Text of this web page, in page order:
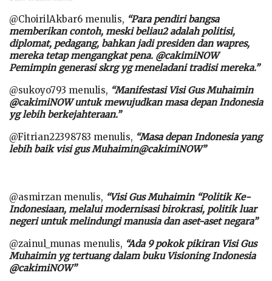
@ChoirilAkbar6 menulis, “Para pendiri bangsa
memberikan contoh, meski beliau2 adalah politisi,
diplomat, pedagang, bahkan jadi presiden dan wapres,
mereka tetap mengangkat pena. @cakimiNOW
Pemimpin generasi skrg yg meneladani tradisi mereka.”
@sukoyo793 menulis, “Manifestasi Visi Gus Muhaimin
@cakimiNOW untuk mewujudkan masa depan Indonesia
yg lebih berkejahteraan.”
@Fitrian22398783 menulis, “Masa depan Indonesia yang
lebih baik visi gus Muhaimin@cakimiNOW”
@asmirzan menulis, “Visi Gus Muhaimin “Politik Ke-
Indonesiaan, melalui modernisasi birokrasi, politik luar
negeri untuk melindungi manusia dan aset-aset negara”
@zainul_munas menulis, “Ada 9 pokok pikiran Visi Gus
Muhaimin yg tertuang dalam buku Visioning Indonesia
@cakimiNOW”